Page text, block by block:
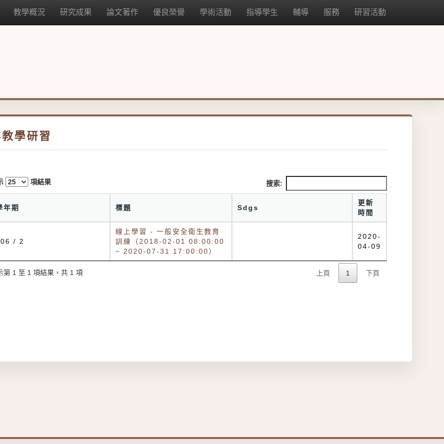
教學概況 研究成果 論文著作 優良榮譽 學術活動 指導學生 輔導 服務 研習活動
學研習
項結果 搜索:
年期 標題 Sdgs
更新
時間
/ 2
線上學習 - 一般安全衛生教育
訓練（2018-02-01 08:00:00
~ 2020-07-31 17:00:00）
2020-
04-09
第 1 至 1 項結果，共 1 項 上頁 1 下頁